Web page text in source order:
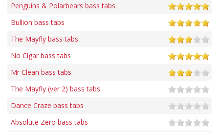
Penguins & Polarbears bass tabs
Bullion bass tabs
The Mayfly bass tabs
No Cigar bass tabs
Mr Clean bass tabs
The Mayfly (ver 2) bass tabs
Dance Craze bass tabs
Absolute Zero bass tabs